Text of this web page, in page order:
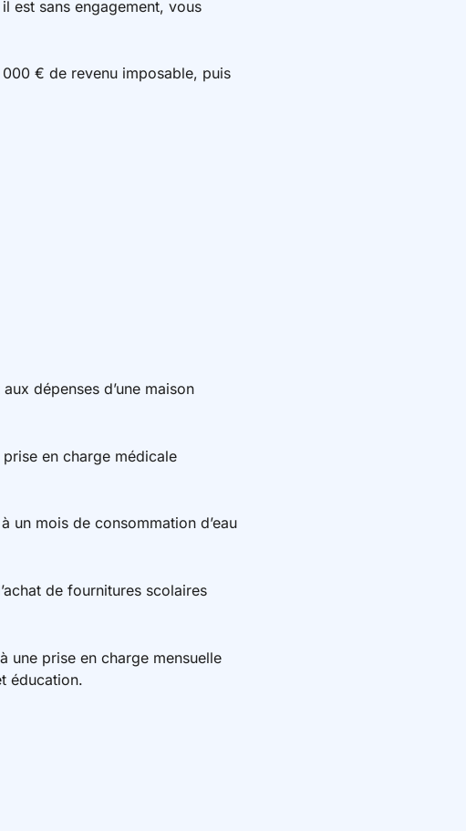
est sans engagement, vous
000 € de revenu imposable, puis
dépenses d’une maison
en charge médicale
un mois de consommation d’eau
de fournitures scolaires
une prise en charge mensuelle
éducation.